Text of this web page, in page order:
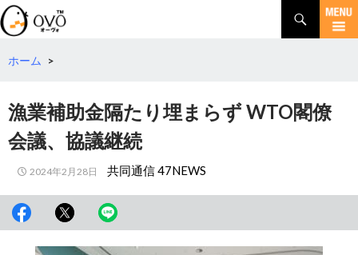
検
索
コ
テ
へ
動
ホーム >
漁業補助金隔たり埋まらず WTO閣僚
会議、協議継続
2024年2月28日 共同通信 47NEWS